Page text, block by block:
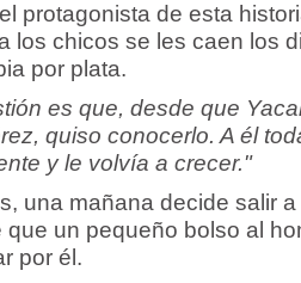
protagonista de esta
los chicos se les caen los
por plata.
es que, desde que
quiso conocerlo. A él
y le volvía a crecer."
una mañana decide salir
que un pequeño bolso al
por él.